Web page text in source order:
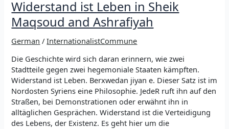
Widerstand ist Leben in Sheik
Maqsoud and Ashrafiyah
German /InternationalistCommune
Die Geschichte wird sich daran erinnern, wie zwei
Stadtteile gegen zwei hegemoniale Staaten kämpften.
Widerstand ist Leben. Berxwedan jiyan e. Dieser Satz ist im
Nordosten Syriens eine Philosophie. JedeR ruft ihn auf den
Straßen, bei Demonstrationen oder erwähnt ihn in
alltäglichen Gesprächen. Widerstand ist die Verteidigung
des Lebens, der Existenz. Es geht hier um die